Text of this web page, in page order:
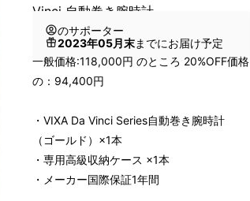
Vinci 自動巻き腕時計
のサポーター
2023年05月末までにお届け予定
一般価格:118,000円 のところ 20%OFF価格
の：94,400円
・VIXA Da Vinci Series自動巻き腕時計
（ゴールド）×1本
・専用高級収納ケース ×1本
・メーカー国際保証1年間